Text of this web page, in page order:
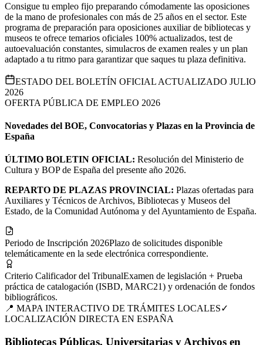
Consigue tu empleo fijo preparando cómodamente las oposiciones
de la mano de profesionales con más de 25 años en el sector. Este
programa de preparación para oposiciones auxiliar de bibliotecas y
museos te ofrece temarios oficiales 100% actualizados, test de
autoevaluación constantes, simulacros de examen reales y un plan
adaptado a tu ritmo para garantizar que saques tu plaza definitiva.
ESTADO DEL BOLETÍN OFICIAL ACTUALIZADO JULIO
2026
OFERTA PÚBLICA DE EMPLEO 2026
Novedades del BOE, Convocatorias y Plazas en la Provincia de
España
ÚLTIMO BOLETIN OFICIAL: Resolución del Ministerio de
Cultura y BOP de España del presente año 2026.
REPARTO DE PLAZAS PROVINCIAL: Plazas ofertadas para
Auxiliares y Técnicos de Archivos, Bibliotecas y Museos del
Estado, de la Comunidad Autónoma y del Ayuntamiento de España.
Periodo de Inscripción 2026Plazo de solicitudes disponible
telemáticamente en la sede electrónica correspondiente.
Criterio Calificador del TribunalExamen de legislación + Prueba
práctica de catalogación (ISBD, MARC21) y ordenación de fondos
bibliográficos.
📍 MAPA INTERACTIVO DE TRÁMITES LOCALES✓
LOCALIZACIÓN DIRECTA EN ESPAÑA
Bibliotecas Públicas, Universitarias y Archivos en